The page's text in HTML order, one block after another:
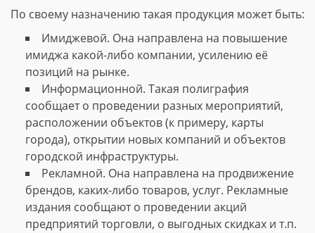
По своему назначению такая продукция может быть:
Имиджевой. Она направлена на повышение
имиджа какой-либо компании, усилению её
позиций на рынке.
Информационной. Такая полиграфия
сообщает о проведении разных мероприятий,
расположении объектов (к примеру, карты
города), открытии новых компаний и объектов
городской инфраструктуры.
Рекламной. Она направлена на продвижение
брендов, каких-либо товаров, услуг. Рекламные
издания сообщают о проведении акций
предприятий торговли, о выгодных скидках и т.п.